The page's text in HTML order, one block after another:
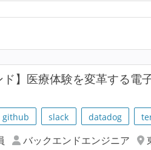
ド】医療体験を変革する電
github slack datadog
バックエンドエンジニア